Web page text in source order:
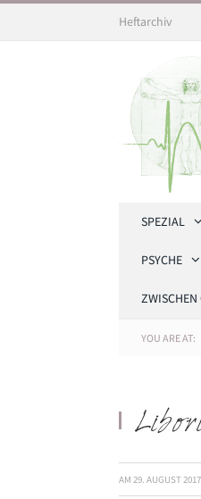
Heftarchiv
SPEZIAL
PSYCHE
ZWISCHEN
YOU ARE AT:
AM 29. AUGUST 2017